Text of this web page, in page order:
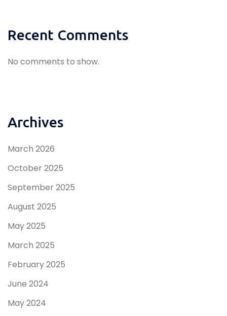
Recent Comments
No comments to show.
Archives
March 2026
October 2025
September 2025
August 2025
May 2025
March 2025
February 2025
June 2024
May 2024